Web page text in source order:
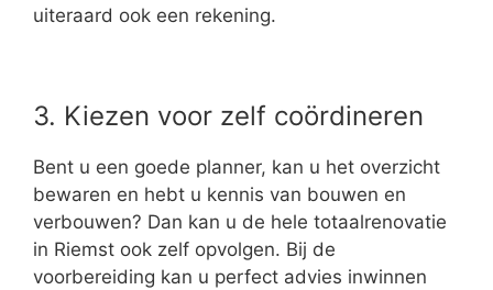
uiteraard ook een rekening.
3. Kiezen voor zelf coördineren
Bent u een goede planner, kan u het overzicht
bewaren en hebt u kennis van bouwen en
verbouwen? Dan kan u de hele totaalrenovatie
in Riemst ook zelf opvolgen. Bij de
voorbereiding kan u perfect advies inwinnen